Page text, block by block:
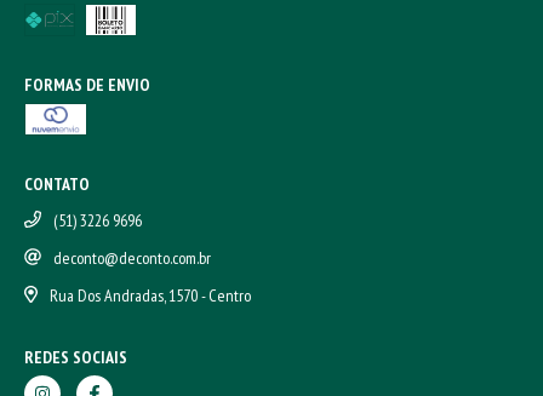
FORMAS DE ENVIO
CONTATO
(51) 3226 9696
deconto@deconto.com.br
Rua Dos Andradas, 1570 - Centro
REDES SOCIAIS